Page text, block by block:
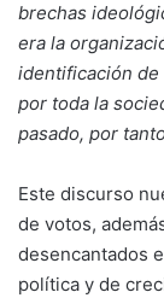
brechas
era la
identificación
por toda la
pasado, por
Este discurso
de votos,
desencantados
política y de